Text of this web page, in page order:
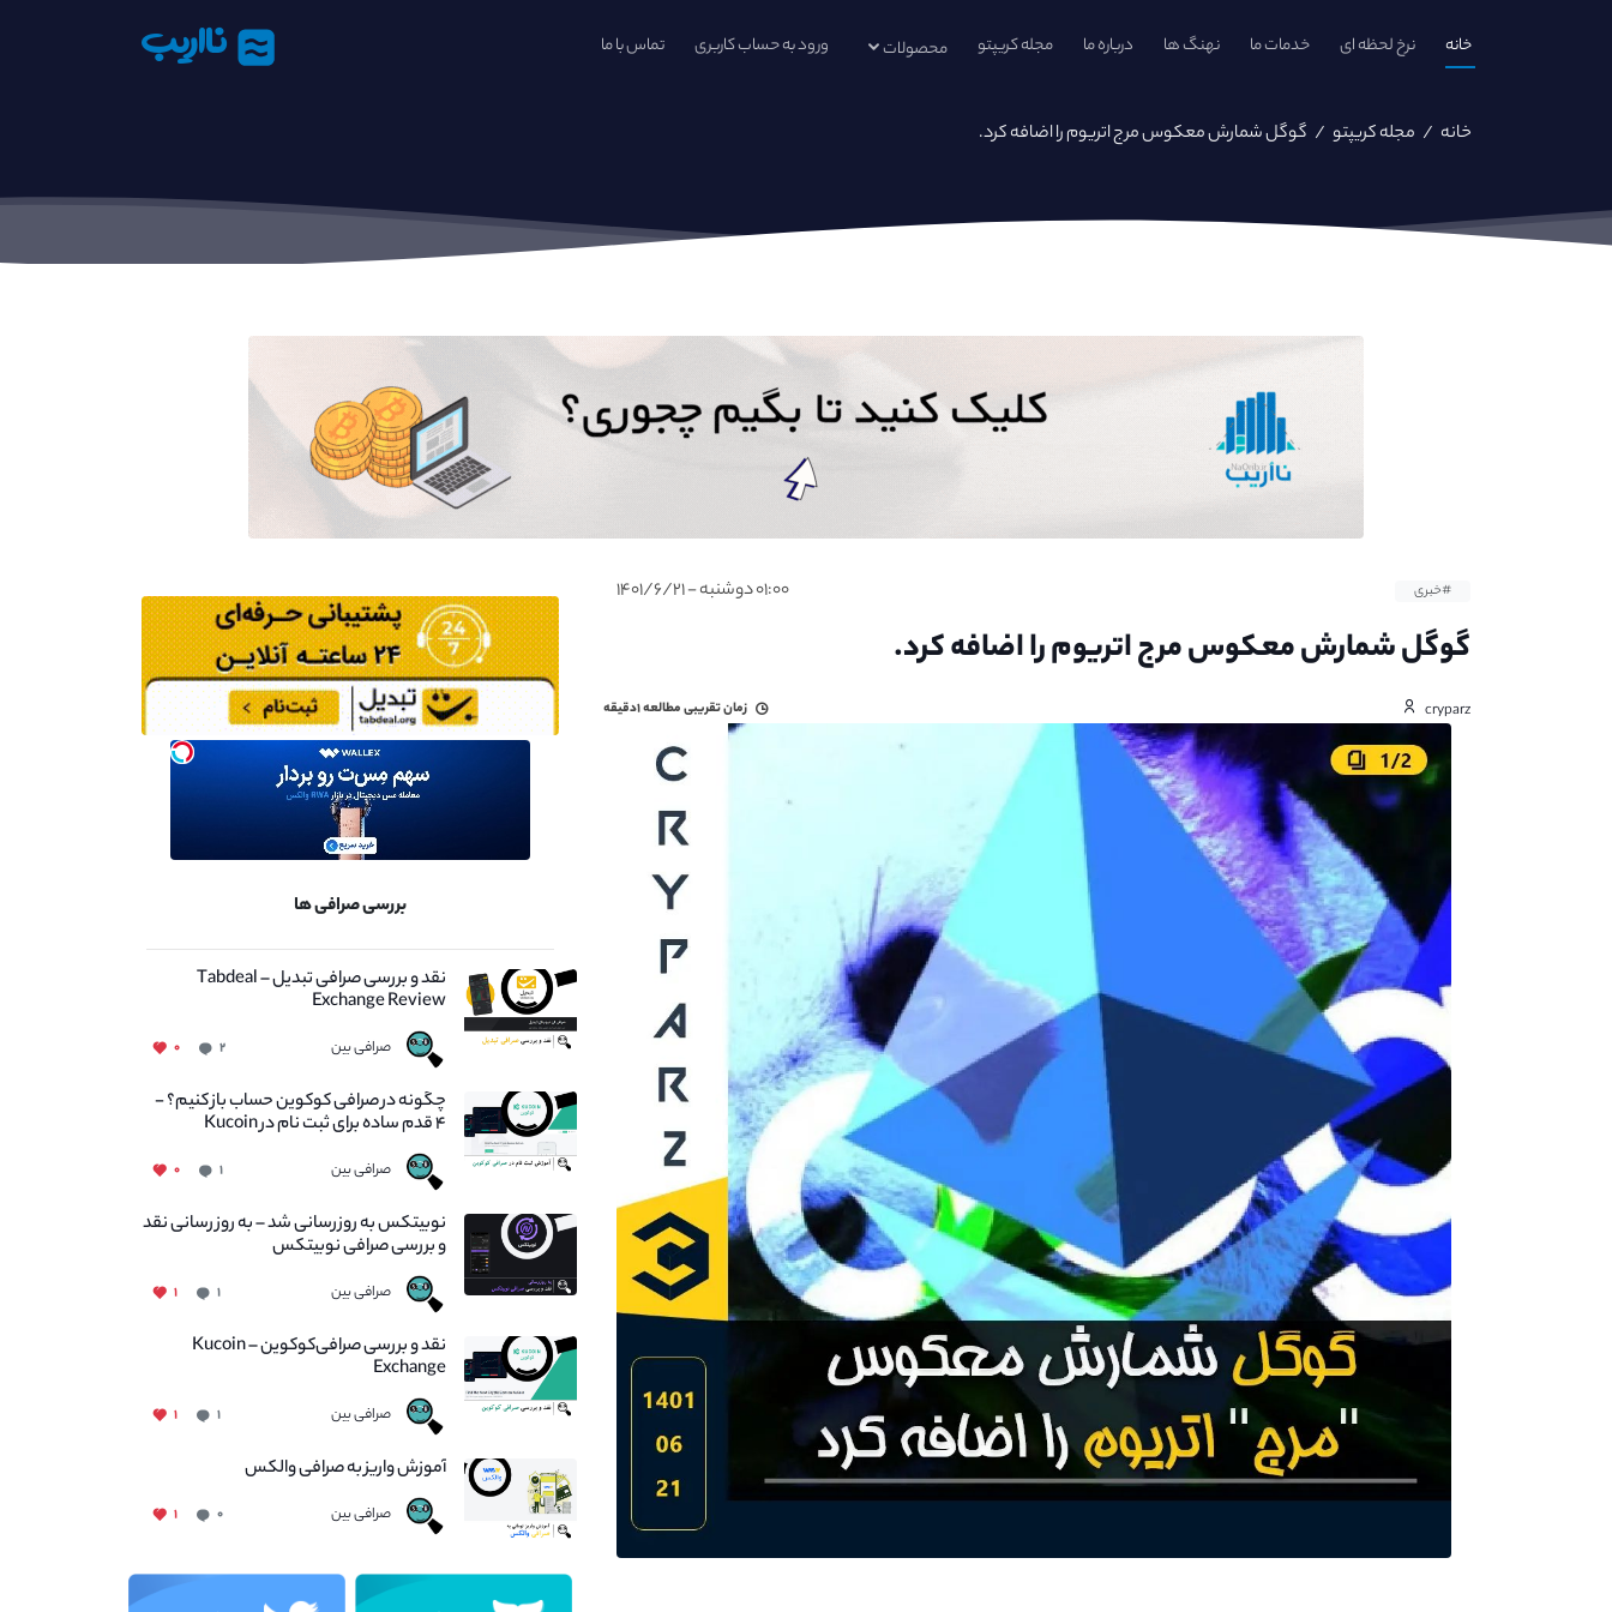
خانه نرخ لحظه ای خدمات ما نهنگ ها درباره ما مجله کریپتو محصولات ورود به حساب کاربری تماس با ما نااریب
خانه / مجله کریپتو / گوگل شمارش معکوس مرج اتریوم را اضافه کرد.
#خبری ۰۱:۰۰ دوشنبه - ۱۴۰۱/۶/۲۱
گوگل شمارش معکوس مرج اتریوم را اضافه کرد.
cryparz زمان تقریبی مطالعه۱دقیقه
بررسی صرافی ها
نقد و بررسی صرافی تبدیل – Tabdeal
Exchange Review
صرافی بین ۲ ۰
چگونه در صرافی کوکوین حساب باز کنیم؟ -
۴ قدم ساده برای ثبت نام در Kucoin
صرافی بین ۱ ۰
نوبیتکس به روزرسانی شد – به روز رسانی نقد
و بررسی صرافی نوبیتکس
صرافی بین ۱ ۱
نقد و بررسی صرافی‌کوکوین – Kucoin
Exchange
صرافی بین ۱ ۱
آموزش واریز به صرافی والکس
صرافی بین ۰ ۱